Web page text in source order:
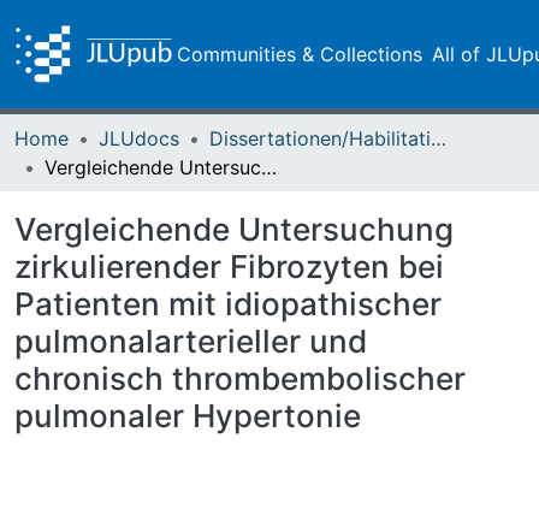
Communities & Collections All of
Home JLUdocs
Dissertationen/Habilitationen
Vergleichende Untersuchung zirkulierender Fibrozyten bei Patienten mit idiopathischer pulmonalarterieller und chronisch thrombembolischer pulmonaler Hypertonie
Vergleichende Untersuchung
zirkulierender Fibrozyten bei
Patienten mit idiopathischer
pulmonalarterieller und
chronisch thrombembolischer
pulmonaler Hypertonie